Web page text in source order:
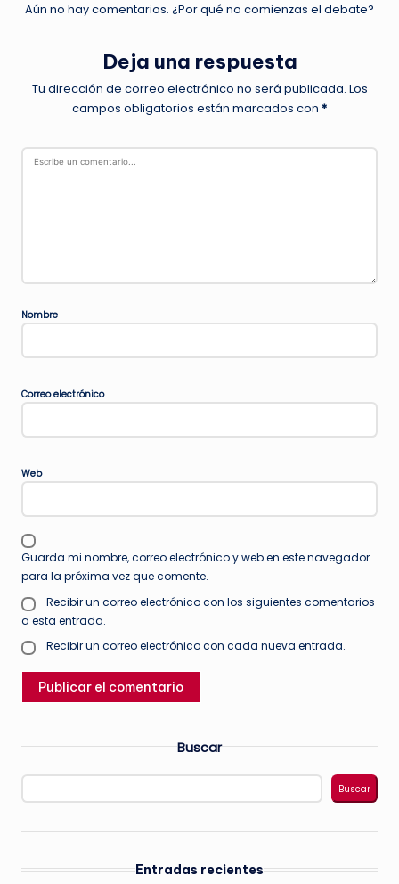
Aún no hay comentarios. ¿Por qué no comienzas el debate?
Deja una respuesta
Tu dirección de correo electrónico no será publicada. Los
campos obligatorios están marcados con *
Nombre
Correo electrónico
Web
Guarda mi nombre, correo electrónico y web en este navegador
para la próxima vez que comente.
Recibir un correo electrónico con los siguientes comentarios
a esta entrada.
Recibir un correo electrónico con cada nueva entrada.
Buscar
Buscar
Entradas recientes